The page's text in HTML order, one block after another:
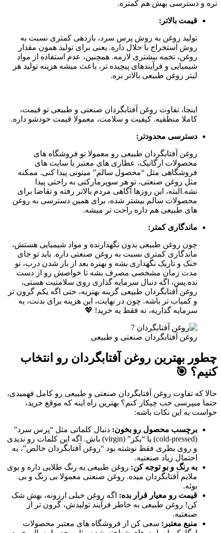
تره و دسترسی بهش هم کمتره.
قیمت بالاتر:
تولید روغن به روش پرس سرد، بازدهی کمتری نسبت به
روش استخراج با حلال داره. یعنی برای تولید همون مقدار
روغن، تخمه بیشتری لازمه. همچنین، عدم استفاده از مواد
شیمیایی و فرآیندهای پیچیده تر، باعث میشه هزینه تولید هر
لیتر روغن طبیعی بالاتر بره.
اینجا، تفاوت روغن آفتابگردان صنعتی و طبیعی تو قیمت،
کاملا منطقیه. کیفیت و سلامت، معمولا قیمت خودشو داره.
دسترسی محدودتر:
روغن آفتابگردان طبیعی رو معمولا تو فروشگاه های
محصولات ارگانیک، عطاری های معتبر یا سایت های
فروشگاهی مثل “محصول سالم” میتونی پیدا کنی. ممکنه
مثل روغن صنعتی، تو هر سوپرمارکتی به راحتی پیدا
نشه.البته، این روزها آگاهی مردم بالاتر رفته و تقاضا برای
محصولات سالم بیشتر شده، برای همین دسترسی به روغن
های طبیعی هم داره راحت تر میشه.
ماندگاری کمتر:
چون روغن طبیعی بدون نگهدارنده و مواد شیمیایی هستش،
ماندگاری کمتری نسبت به روغن صنعتی داره. باید تو جای
خنک و تاریک نگهداری بشه و بهتره بعد از باز شدن درب، تو
مدت زمان مشخصی مصرف بشه تا خواصش رو از دست
نده.پس، اگه دنبال سرمایه گذاری روی سلامتیت هستی،
روغن آفتابگردان طبیعی گزینه بهتریه، حتی اگه یکم گرون تر
و کمیاب تر باشه. چون در نهایت، این هزینه برای بدنت، یه
سرمایه گذاریه، نه فقط یه خرید! 💖
روغن آفتابگردان صنعتی و طبیعی
چطور بهترین روغن آفتابگردان رو انتخاب
کنیم؟ 🎯
حالا که تفاوت روغن آفتابگردان صنعتی و طبیعی رو کامل فهمیدی،
حتما میپرسی خب چیکار کنم؟ بهترین راه اینه که موقع خرید،
حواست به این نکات باشه:
برچسب محصول رو بخون: دنبال کلماتی مثل “پرس سرد”
(cold-pressed) یا “بکر” (virgin) باش. اگه این کلمات رو ندیدی
و روی بطری فقط نوشته بود “روغن آفتابگردان خالص”، به
احتمال زیاد صنعتیه.
به رنگ و بو توجه کن: روغن طبیعی یه رنگ طلایی داره و بوی
ملایم آفتابگردان میده. روغن صنعتی معمولا بی رنگ و بی
بوئه.
قیمت رو معیار قرار بده: اگه روغن خیلی ارزونه، بهش شک
کن! روغن طبیعی به خاطر فرآیند تولیدش، گرون تر از
صنعتیه.
منبع معتبر: سعی کن از فروشگاه های معتبر محصولات